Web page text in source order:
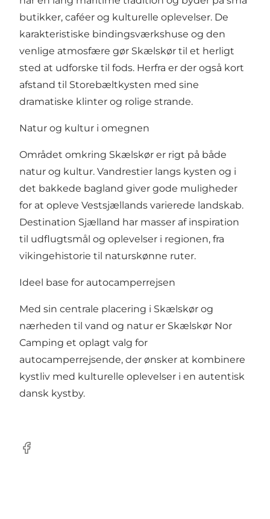
butikker, caféer og kulturelle oplevelser. De
karakteristiske bindingsværkshuse og den
venlige atmosfære gør Skælskør til et herligt
sted at udforske til fods. Herfra er der også kort
afstand til Storebæltkysten med sine
dramatiske klinter og rolige strande.
Natur og kultur i omegnen
Området omkring Skælskør er rigt på både
natur og kultur. Vandrestier langs kysten og i
det bakkede bagland giver gode muligheder
for at opleve Vestsjællands varierede landskab.
Destination Sjælland har masser af inspiration
til udflugtsmål og oplevelser i regionen, fra
vikingehistorie til naturskønne ruter.
Ideel base for autocamperrejsen
Med sin centrale placering i Skælskør og
nærheden til vand og natur er Skælskør Nor
Camping et oplagt valg for
autocamperrejsende, der ønsker at kombinere
kystliv med kulturelle oplevelser i en autentisk
dansk kystby.
Facebook